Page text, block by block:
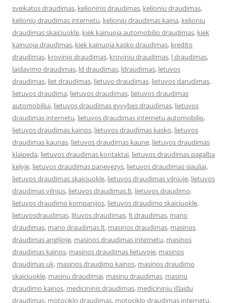
sveikatos draudimas, kelioninis draudimas, kelioniu draudimas,
kelionių draudimas internetu, kelionių draudimas kaina, kelioniu
draudimas skaiciuokle, kiek kainuoja automobilio draudimas, kiek
kainuoja draudimas, kiek kainuoja kasko draudimas, kredito
draudimas, krovinio draudimas, kroviniu draudimas, l draudimas,
laidavimo draudimas, ld draudimas, ldraudimas, letuvos
draudimas, liet draudimas, lietuvo draudimas, lietuvos darudimas,
lietuvos draudima, lietuvos draudimas, lietuvos draudimas
automobiliui, lietuvos draudimas gyvybes draudimas, lietuvos
draudimas internetu, lietuvos draudimas internetu automobilio,
lietuvos draudimas kainos, lietuvos draudimas kasko, lietuvos
draudimas kaunas, lietuvos draudimas kaune, lietuvos draudimas
klaipeda, lietuvos draudimas kontaktai, lietuvos draudimas pagalba
kelyje, lietuvos draudimas panevezys, lietuvos draudimas siauliai,
lietuvos draudimas skaiciuokle, lietuvos draudimas vilniuje, lietuvos
draudimas vilnius, lietuvos draudimas.lt, lietuvos draudimo,
lietuvos draudimo kompanijos, lietuvos draudimo skaiciuokle,
lietuvosdraudimas, lituvos draudimas, lt draudimas, mano
draudimas, mano draudimas.lt, masinos draudimas, masinos
draudimas anglijoje, masinos draudimas internetu, masinos
draudimas kainos, masinos draudimas lietuvoje, masinos
draudimas uk, masinos draudimo kainos, masinos draudimo
skaiciuokle, masinu draudimai, masinu draudimas, masinu
draudimo kainos, medicininis draudimas, medicininių išlaidų
draudimas, motociklo draudimas, motociklo draudimas internetu,